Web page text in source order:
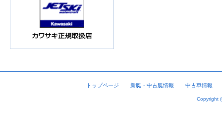
トップページ 新艇・中古艇情報 中古車情報
Copyright